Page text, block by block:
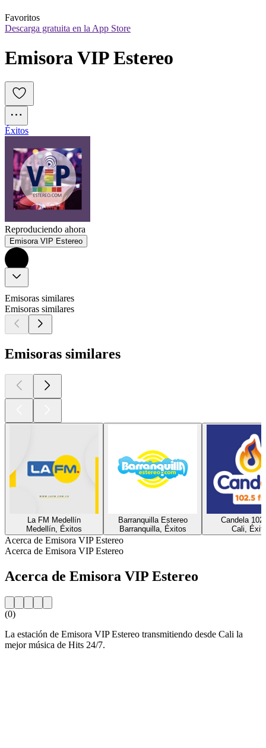
Favoritos
Descarga gratuita en la App Store
Emisora VIP Estereo
Éxitos
Reproduciendo ahora
Emisora VIP Estereo
Emisoras similares
Emisoras similares
Emisoras similares
La FM Medellín
Medellín, Éxitos
Barranquilla Estereo
Barranquilla, Éxitos
Candela
Cali,
Acerca de Emisora VIP Estereo
Acerca de Emisora VIP Estereo
Acerca de Emisora VIP Estereo
(0)
La estación de Emisora VIP Estereo transmitiendo desde Cali la
mejor música de Hits 24/7.